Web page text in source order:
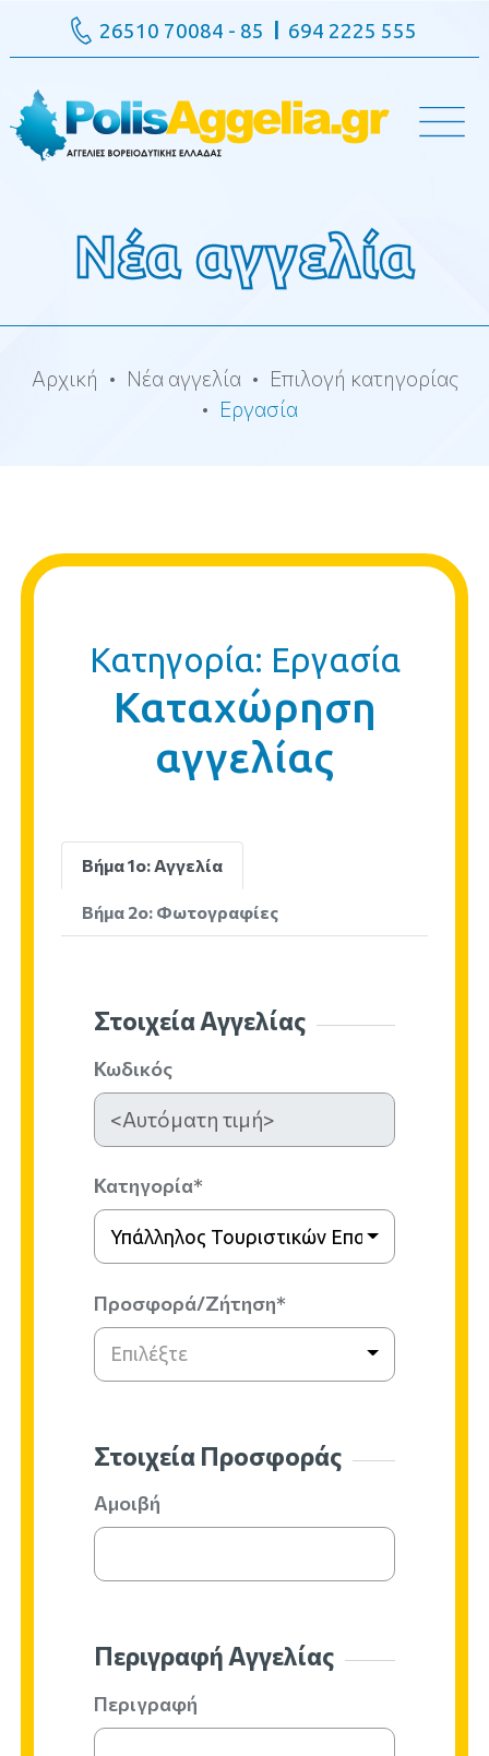
26510 70084 - 85 694 2225 555
Νέα αγγελία
Αρχική Νέα αγγελία
Επιλογή κατηγορίας
Εργασία
Κατηγορία: Εργασία
Καταχώρηση
αγγελίας
Βήμα 1ο: Αγγελία
Βήμα 2ο: Φωτογραφίες
Στοιχεία Αγγελίας
Κωδικός
Κατηγορία*
Υπάλληλος Τουριστικών Επαγγελμάτων
Προσφορά/Ζήτηση*
Επιλέξτε
Στοιχεία Προσφοράς
Αμοιβή
Περιγραφή Αγγελίας
Περιγραφή